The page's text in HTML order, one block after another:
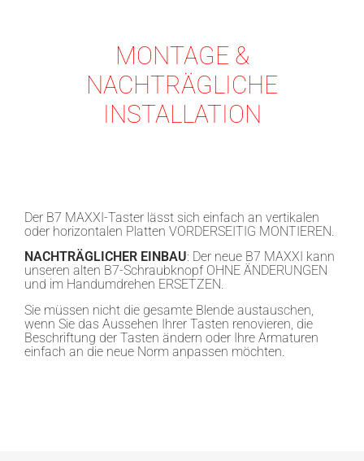
MONTAGE &
NACHTRÄGLICHE
INSTALLATION
Der B7 MAXXI-Taster lässt sich einfach an vertikalen
oder horizontalen Platten VORDERSEITIG MONTIEREN.
NACHTRÄGLICHER EINBAU: Der neue B7 MAXXI kann
unseren alten B7-Schraubknopf OHNE ÄNDERUNGEN
und im Handumdrehen ERSETZEN.
Sie müssen nicht die gesamte Blende austauschen,
wenn Sie das Aussehen Ihrer Tasten renovieren, die
Beschriftung der Tasten ändern oder Ihre Armaturen
einfach an die neue Norm anpassen möchten.